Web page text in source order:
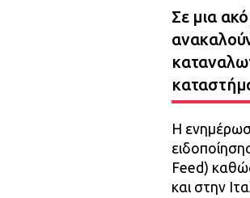
Σε μια
Η
Feed)
και στην